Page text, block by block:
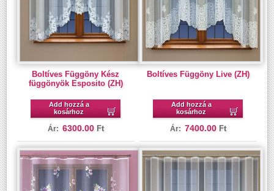
Boltíves Függöny Kész
függönyök Esposito (ZH)
Add hozzá a
kosárhoz
Ár: 6300.00 Ft
Boltíves Függöny Live (ZH)
Add hozzá a
kosárhoz
Ár: 7400.00 Ft